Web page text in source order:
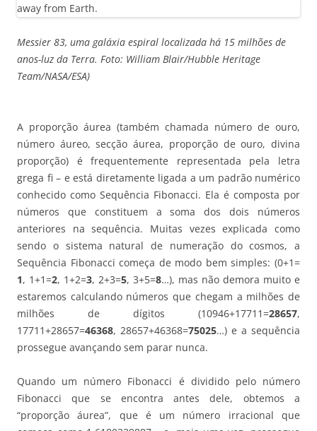
Messier 83, uma galáxia espiral localizada há 15 milhões de
anos-luz da Terra. Foto: William Blair/Hubble Heritage
Team/NASA/ESA)
A proporção áurea (também chamada número de ouro,
número áureo, secção áurea, proporção de ouro, divina
proporção) é frequentemente representada pela letra
grega fi – e está diretamente ligada a um padrão numérico
conhecido como Sequência Fibonacci. Ela é composta por
números que constituem a soma dos dois números
anteriores na sequência. Muitas vezes explicada como
sendo o sistema natural de numeração do cosmos, a
Sequência Fibonacci começa de modo bem simples: (0+1=
1, 1+1=2, 1+2=3, 2+3=5, 3+5=8…), mas não demora muito e
estaremos calculando números que chegam a milhões de
milhões de dígitos (10946+17711=28657,
17711+28657=46368, 28657+46368=75025…) e a sequência
prossegue avançando sem parar nunca.
Quando um número Fibonacci é dividido pelo número
Fibonacci que se encontra antes dele, obtemos a
“proporção áurea”, que é um número irracional que